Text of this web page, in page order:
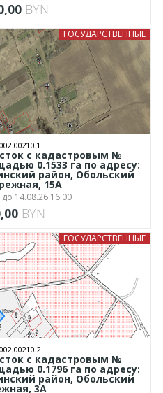
BYN
ГОСУДАРСТВЕННЫЕ
с кадастровым №
0.1533 га по адресу:
район, Обольский
15А
14.08.26 16:00
BYN
ГОСУДАРСТВЕННЫЕ
с кадастровым №
0.1796 га по адресу:
район, Обольский
3А